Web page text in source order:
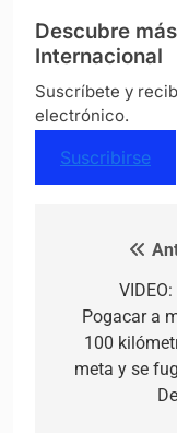
Descubre
Internacional
Suscríbete y
electrónico.
Suscribirse
Pogacar a
100
meta y se